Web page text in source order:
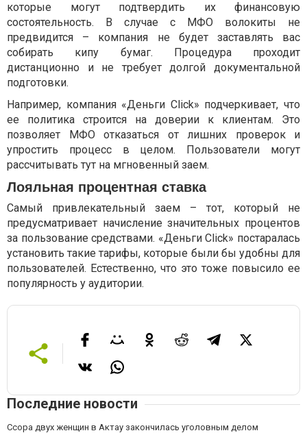
которые могут подтвердить их финансовую
состоятельность. В случае с МФО волокиты не
предвидится – компания не будет заставлять вас
собирать кипу бумаг. Процедура проходит
дистанционно и не требует долгой документальной
подготовки.
Например, компания «Деньги Click» подчеркивает, что
ее политика строится на доверии к клиентам. Это
позволяет МФО отказаться от лишних проверок и
упростить процесс в целом. Пользователи могут
рассчитывать тут на мгновенный заем.
Лояльная процентная ставка
Самый привлекательный заем – тот, который не
предусматривает начисление значительных процентов
за пользование средствами. «Деньги Click» постаралась
установить такие тарифы, которые были бы удобны для
пользователей. Естественно, что это тоже повысило ее
популярность у аудитории.
Последние новости
Ссора двух женщин в Актау закончилась уголовным делом